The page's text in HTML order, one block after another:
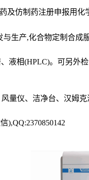
及仿制药注册申报用
生产,化合物定制合
液相(HPLC)。可另外
量仪、洁净台、汉姆
),QQ:2370850142